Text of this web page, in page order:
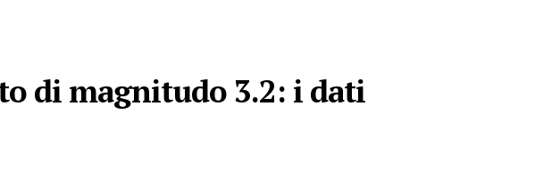
di magnitudo 3.2: i dati